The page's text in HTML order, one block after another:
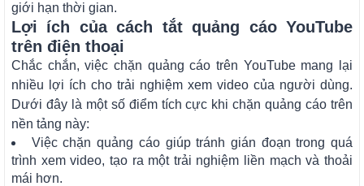
giới hạn thời gian.
Lợi ích của cách tắt quảng cáo YouTube
trên điện thoại
Chắc chắn, việc chặn quảng cáo trên YouTube mang lại
nhiều lợi ích cho trải nghiệm xem video của người dùng.
Dưới đây là một số điểm tích cực khi chặn quảng cáo trên
nền tảng này:
Việc chặn quảng cáo giúp tránh gián đoạn trong quá
trình xem video, tạo ra một trải nghiệm liền mạch và thoải
mái hơn.